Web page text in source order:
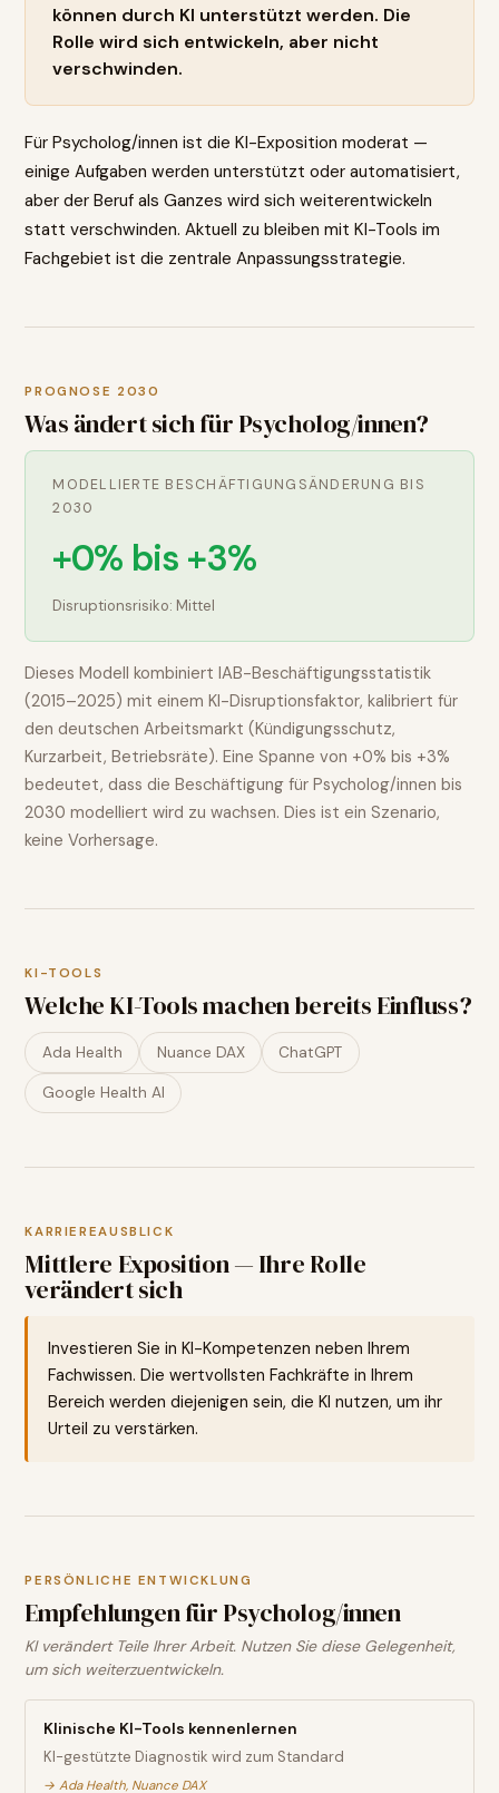
können durch KI unterstützt werden. Die
Rolle wird sich entwickeln, aber nicht
verschwinden.
Für Psycholog/innen ist die KI-Exposition moderat —
einige Aufgaben werden unterstützt oder automatisiert,
aber der Beruf als Ganzes wird sich weiterentwickeln
statt verschwinden. Aktuell zu bleiben mit KI-Tools im
Fachgebiet ist die zentrale Anpassungsstrategie.
PROGNOSE 2030
Was ändert sich für Psycholog/innen?
MODELLIERTE BESCHÄFTIGUNGSÄNDERUNG BIS
2030
+0% bis +3%
Disruptionsrisiko: Mittel
Dieses Modell kombiniert IAB-Beschäftigungsstatistik
(2015–2025) mit einem KI-Disruptionsfaktor, kalibriert für
den deutschen Arbeitsmarkt (Kündigungsschutz,
Kurzarbeit, Betriebsräte). Eine Spanne von +0% bis +3%
bedeutet, dass die Beschäftigung fürPsycholog/innen bis
2030 modelliert wird zu wachsen. Dies ist ein Szenario,
keine Vorhersage.
KI-TOOLS
Welche KI-Tools machen bereits Einfluss?
Ada Health Nuance DAX ChatGPT
Google Health AI
KARRIEREAUSBLICK
Mittlere Exposition — Ihre Rolle
verändert sich
Investieren Sie in KI-Kompetenzen neben Ihrem
Fachwissen. Die wertvollsten Fachkräfte in Ihrem
Bereich werden diejenigen sein, die KI nutzen, um ihr
Urteil zu verstärken.
PERSÖNLICHE ENTWICKLUNG
Empfehlungen für Psycholog/innen
KI verändert Teile Ihrer Arbeit. Nutzen Sie diese Gelegenheit,
um sich weiterzuentwickeln.
Klinische KI-Tools kennenlernen
KI-gestützte Diagnostik wird zum Standard
→Ada Health, Nuance DAX